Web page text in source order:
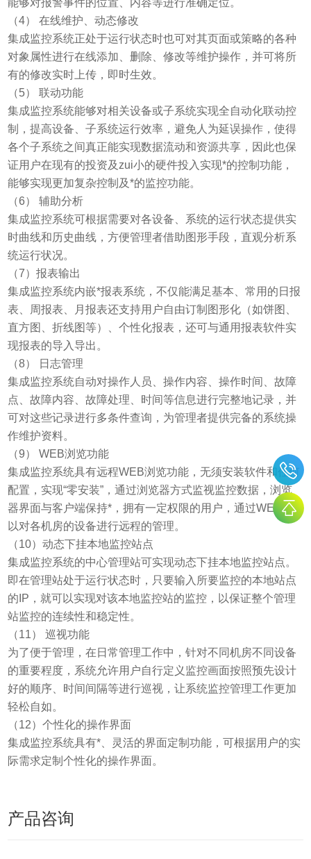
（4） 在线维护、动态修改
集成监控系统正处于运行状态时也可对其页面或策略的各种
对象属性进行在线添加、删除、修改等维护操作，并可将所
有的修改实时上传，即时生效。
（5） 联动功能
集成监控系统能够对相关设备或子系统实现全自动化联动控
制，提高设备、子系统运行效率，避免人为延误操作，使得
各个子系统之间真正能实现数据流动和资源共享，因此也保
证用户在现有的投资及zui小的硬件投入实现*的控制功能，
能够实现更加复杂控制及*的监控功能。
（6） 辅助分析
集成监控系统可根据需要对各设备、系统的运行状态提供实
时曲线和历史曲线，方便管理者借助图形手段，直观分析系
统运行状况。
（7）报表输出
集成监控系统内嵌*报表系统，不仅能满足基本、常用的日报
表、周报表、月报表还支持用户自由订制图形化（如饼图、
直方图、折线图等）、个性化报表，还可与通用报表软件实
现报表的导入导出。
（8） 日志管理
集成监控系统自动对操作人员、操作内容、操作时间、故障
点、故障内容、故障处理、时间等信息进行完整地记录，并
可对这些记录进行多条件查询，为管理者提供完备的系统操
作维护资料。
（9） WEB浏览功能
集成监控系统具有远程WEB浏览功能，无须安装软件和任何
配置，实现“零安装”，通过浏览器方式监视监控数据，浏览
器界面与客户端保持*，拥有一定权限的用户，通过WEB可
以对各机房的设备进行远程的管理。
（10）动态下挂本地监控站点
集成监控系统的中心管理站可实现动态下挂本地监控站点。
即在管理站处于运行状态时，只要输入所要监控的本地站点
的IP，就可以实现对该本地监控站的监控，以保证整个管理
站监控的连续性和稳定性。
（11） 巡视功能
为了便于管理，在日常管理工作中，针对不同机房不同设备
的重要程度，系统允许用户自行定义监控画面按照预先设计
好的顺序、时间间隔等进行巡视，让系统监控管理工作更加
轻松自如。
（12）个性化的操作界面
集成监控系统具有*、灵活的界面定制功能，可根据用户的实
际需求定制个性化的操作界面。
产品咨询